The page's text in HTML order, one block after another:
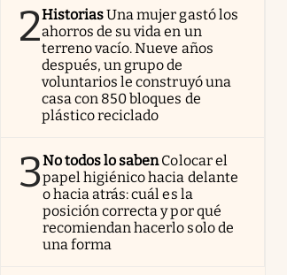
2HistoriasUna mujer gastó los
ahorros de su vida en un
terreno vacío. Nueve años
después, un grupo de
voluntarios le construyó una
casa con 850 bloques de
plástico reciclado
3No todos lo sabenColocar el
papel higiénico hacia delante
o hacia atrás: cuál es la
posición correcta y por qué
recomiendan hacerlo solo de
una forma